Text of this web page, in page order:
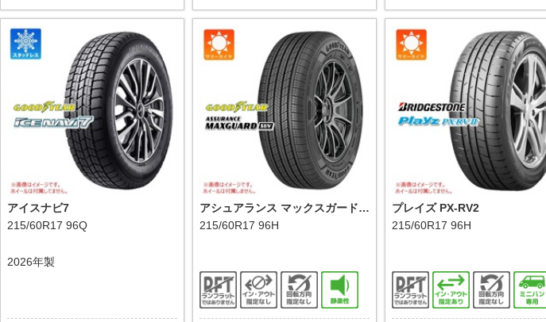
アイスナビ7
215/60R17 96Q
2026年製
アシュアランス マックスガードS
UV
215/60R17 96H
プレイズ PX-RV2
215/60R17 96H